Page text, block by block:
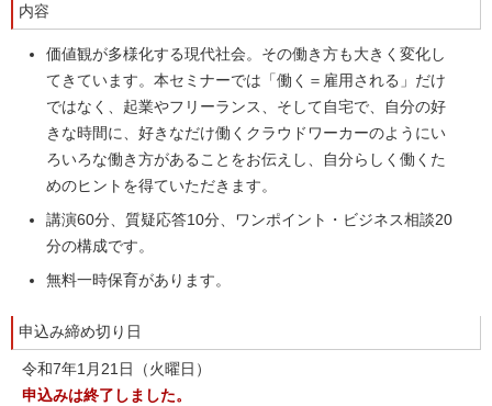
内容
価値観が多様化する現代社会。その働き方も大きく変化し
てきています。本セミナーでは「働く＝雇用される」だけ
ではなく、起業やフリーランス、そして自宅で、自分の好
きな時間に、好きなだけ働くクラウドワーカーのようにい
ろいろな働き方があることをお伝えし、自分らしく働くた
めのヒントを得ていただきます。
講演60分、質疑応答10分、ワンポイント・ビジネス相談20
分の構成です。
無料一時保育があります。
申込み締め切り日
令和7年1月21日（火曜日）
申込みは終了しました。